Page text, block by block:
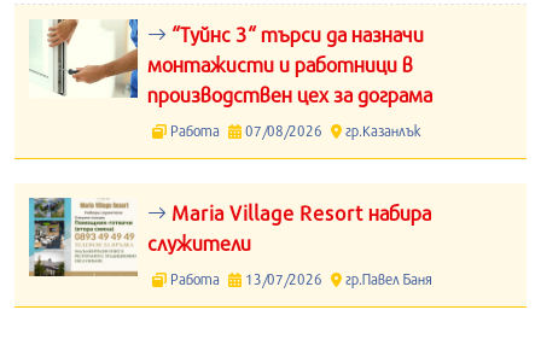
“Туйнс 3“ търси да назначи
монтажисти и работници в
производствен цех за дограма
Работа 07/08/2026 гр.Казанлък
Maria Village Resort набира
служители
Работа 13/07/2026 гр.Павел Баня